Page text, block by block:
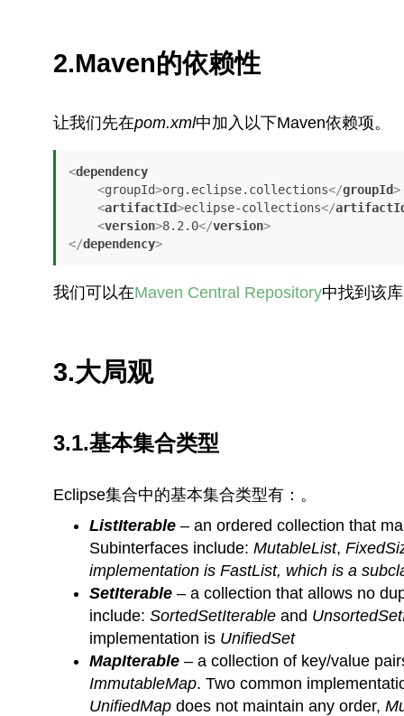
2.Maven的依赖性
让我们先在pom.xml中加入以下Maven依赖项。
<dependency
    <
groupId>org.eclipse.collections</groupId>
<artifactId>eclipse-collections</
<version>8.2.0</version>
</dependency>
我们可以在Maven Central Repository中找到该
3.大局观
3.1.基本集合类型
Eclipse集合中的基本集合类型有：。
ListIterable– an ordered collection that
Subinterfaces include: MutableList,
implementation is FastList, which is a
SetIterable– a collection that allows no
include: SortedSetIterableand
implementation isUnifiedSet
MapIterable– a collection of key/value
ImmutableMap. Two common
UnifiedMapdoes not maintain any order,